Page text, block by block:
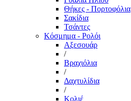
Θήκες - Πορτοφόλια
Σακίδια
Τσάντες
Κόσμημα - Ρολόι
Αξεσουάρ
/
Βραχιόλια
/
Δαχτυλίδια
/
Κολιέ